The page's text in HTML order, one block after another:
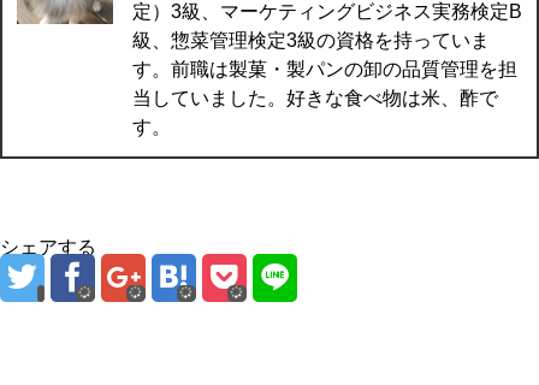
定）3級、マーケティングビジネス実務検定B
級、惣菜管理検定3級の資格を持っていま
す。前職は製菓・製パンの卸の品質管理を担
当していました。好きな食べ物は米、酢で
す。
シェアする